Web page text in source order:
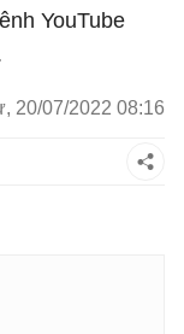
YouTube
20/07/2022 08:16